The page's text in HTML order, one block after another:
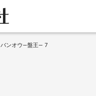
バンオウ―盤王― 7